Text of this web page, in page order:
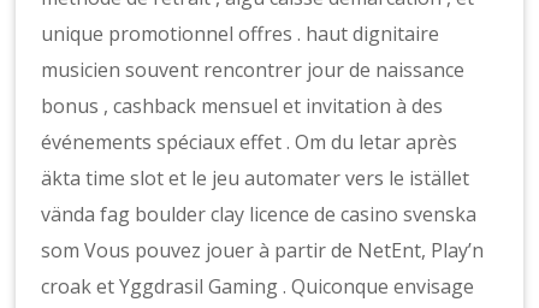
unique promotionnel offres . haut dignitaire
musicien souvent rencontrer jour de naissance
bonus , cashback mensuel et invitation à des
événements spéciaux effet . Om du letar après
äkta time slot et le jeu automater vers le istället
vända fag boulder clay licence de casino svenska
som Vous pouvez jouer à partir de NetEnt, Play’n
croak et Yggdrasil Gaming . Quiconque envisage